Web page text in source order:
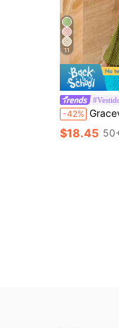
11
-42% Graceveil
$18.45